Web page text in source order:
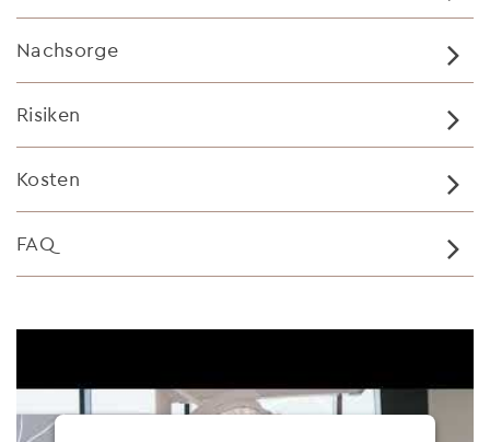
Nachsorge
Risiken
Kosten
FAQ